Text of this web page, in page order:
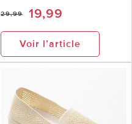
29,99 19,99
Voir l’article